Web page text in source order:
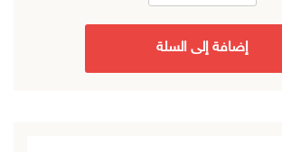
إضافة إلى السلة